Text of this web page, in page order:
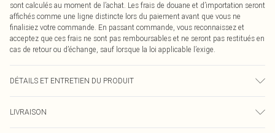
sont calculés au moment de l’achat. Les frais de douane et d’importation seront
affichés comme une ligne distincte lors du paiement avant que vous ne
finalisiez votre commande. En passant commande, vous reconnaissez et
acceptez que ces frais ne sont pas remboursables et ne seront pas restitués en
cas de retour ou d’échange, sauf lorsque la loi applicable l’exige.
DÉTAILS ET ENTRETIEN DU PRODUIT
déteindre.
LIVRAISON